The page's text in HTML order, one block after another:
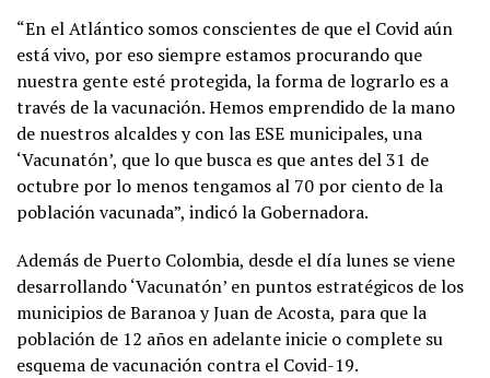
“En el Atlántico somos conscientes de que el Covid aún
está vivo, por eso siempre estamos procurando que
nuestra gente esté protegida, la forma de lograrlo es a
través de la vacunación. Hemos emprendido de la mano
de nuestros alcaldes y con las ESE municipales, una
‘Vacunatón’, que lo que busca es que antes del 31 de
octubre por lo menos tengamos al 70 por ciento de la
población vacunada”, indicó la Gobernadora.
Además de Puerto Colombia, desde el día lunes se viene
desarrollando ‘Vacunatón’ en puntos estratégicos de los
municipios de Baranoa y Juan de Acosta, para que la
población de 12 años en adelante inicie o complete su
esquema de vacunación contra el Covid-19.